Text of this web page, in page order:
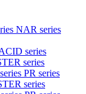
NAR series
series
series
PR series
series